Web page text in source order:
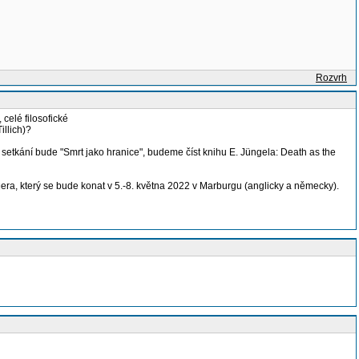
Rozvrh
celé filosofické
bude "Smrt jako hranice", budeme číst knihu E. Jüngela: Death as the
který se bude konat v 5.-8. května 2022 v Marburgu (anglicky a německy).